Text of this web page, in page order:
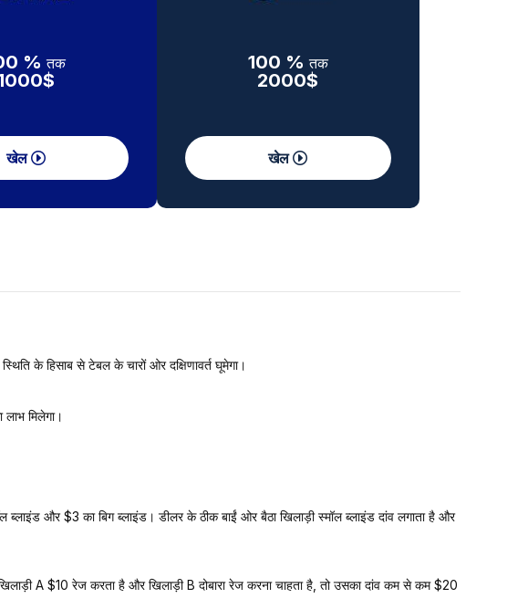
%तक
खेल
100 %तक
2000$
खेल
के हिसाब से टेबल के चारों ओर दक्षिणावर्त घूमेगा।
मिलेगा।
और $3 का बिग ब्लाइंड। डीलर के ठीक बाईं ओर बैठा खिलाड़ी स्मॉल ब्लाइंड दांव लगाता है और
A $10 रेज करता है और खिलाड़ी B दोबारा रेज करना चाहता है, तो उसका दांव कम से कम $20